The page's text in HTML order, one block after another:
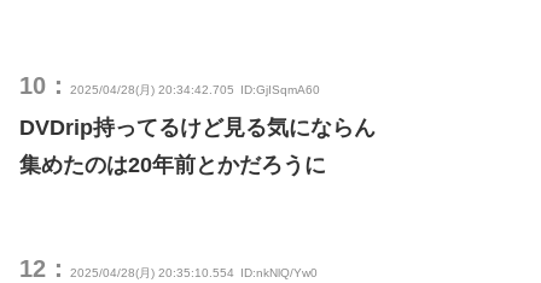
10： 2025/04/28(月) 20:34:42.705 ID:GjISqmA60
DVDrip持ってるけど見る気にならん
集めたのは20年前とかだろうに
12： 2025/04/28(月) 20:35:10.554 ID:nkNlQ/Yw0